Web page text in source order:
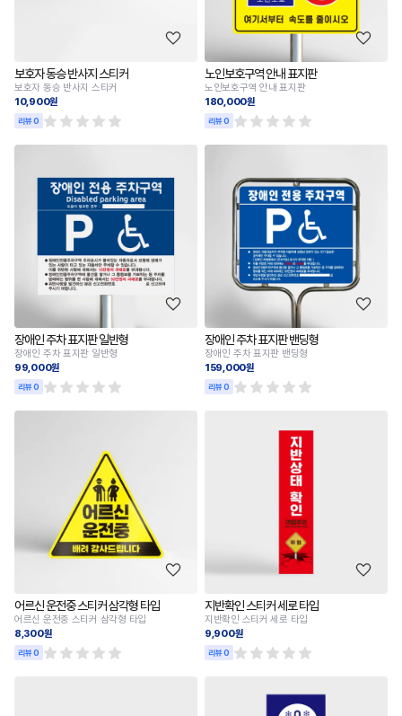
보호자 동승 반사지 스티커
보호자 동승 반사지 스티커
10,900원
리뷰 0
노인보호구역 안내 표지판
노인보호구역 안내 표지판
180,000원
리뷰 0
장애인 주차 표지판 일반형
장애인 주차 표지판 일반형
99,000원
리뷰 0
장애인 주차 표지판 밴딩형
장애인 주차 표지판 밴딩형
159,000원
리뷰 0
어르신 운전중 스티커 삼각형 타입
어르신 운전중 스티커 삼각형 타입
8,300원
리뷰 0
지반확인 스티커 세로 타입
지반확인 스티커 세로 타입
9,900원
리뷰 0